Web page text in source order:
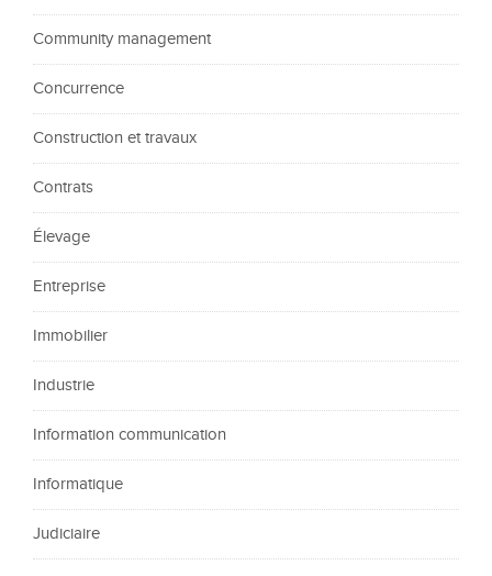
Community management
Concurrence
Construction et travaux
Contrats
Élevage
Entreprise
Immobilier
Industrie
Information communication
Informatique
Judiciaire